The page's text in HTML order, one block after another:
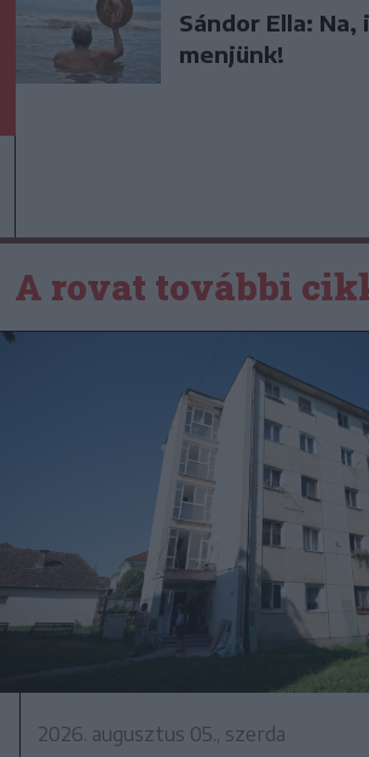
Sándor Ella: Na,
menjünk!
A rovat további
2026. augusztus 05., szerda